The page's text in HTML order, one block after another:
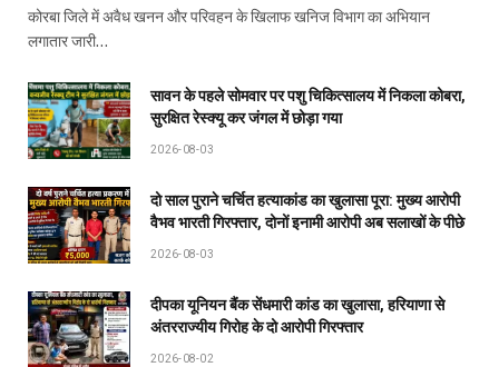
कोरबा जिले में अवैध खनन और परिवहन के खिलाफ खनिज विभाग का अभियान
लगातार जारी…
सावन के पहले सोमवार पर पशु चिकित्सालय में निकला कोबरा,
सुरक्षित रेस्क्यू कर जंगल में छोड़ा गया
2026-08-03
दो साल पुराने चर्चित हत्याकांड का खुलासा पूरा: मुख्य आरोपी
वैभव भारती गिरफ्तार, दोनों इनामी आरोपी अब सलाखों के पीछे
2026-08-03
दीपका यूनियन बैंक सेंधमारी कांड का खुलासा, हरियाणा से
अंतरराज्यीय गिरोह के दो आरोपी गिरफ्तार
2026-08-02